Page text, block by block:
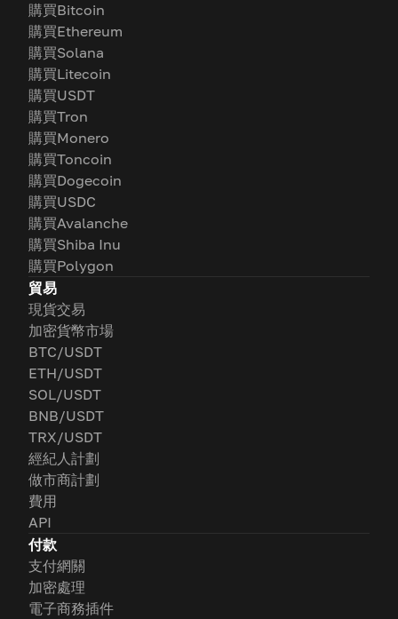
購買Bitcoin
購買Ethereum
購買Solana
購買Litecoin
購買USDT
購買Tron
購買Monero
購買Toncoin
購買Dogecoin
購買USDC
購買Avalanche
購買Shiba Inu
購買Polygon
貿易
現貨交易
加密貨幣市場
BTC/USDT
ETH/USDT
SOL/USDT
BNB/USDT
TRX/USDT
經紀人計劃
做市商計劃
費用
API
付款
支付網關
加密處理
電子商務插件